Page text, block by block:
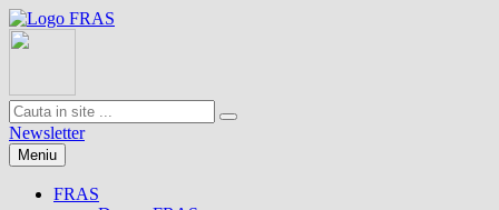
Newsletter
Meniu
FRAS